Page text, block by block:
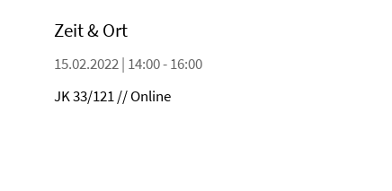
Zeit & Ort
15.02.2022 | 14:00 - 16:00
JK 33/121 // Online